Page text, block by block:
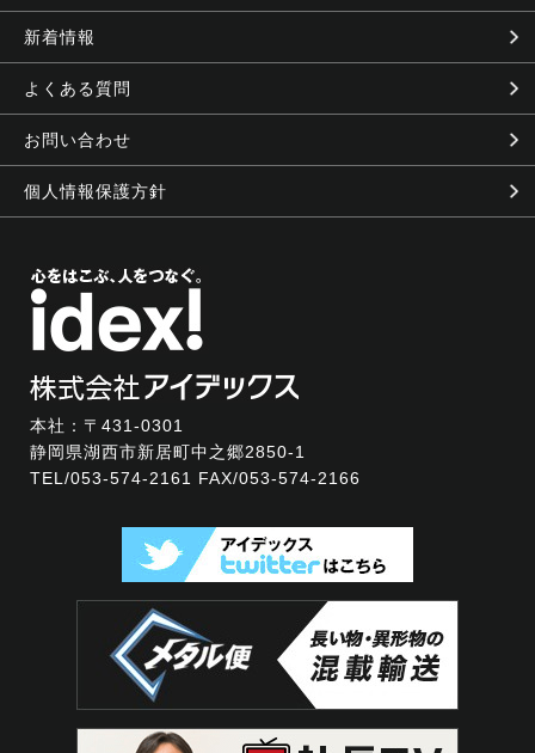
新着情報
よくある質問
お問い合わせ
個人情報保護方針
本社：〒431-0301
静岡県湖西市新居町中之郷2850-1
TEL/053-574-2161 FAX/053-574-2166